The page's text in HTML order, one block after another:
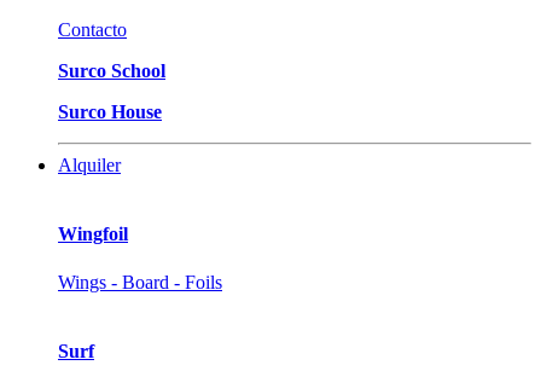
Contacto
Surco School
Surco House
Alquiler
Wingfoil
Wings - Board - Foils
Surf